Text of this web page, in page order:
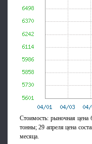
Стоимость: рыночная цена
тонны; 29 апреля цена
месяца.